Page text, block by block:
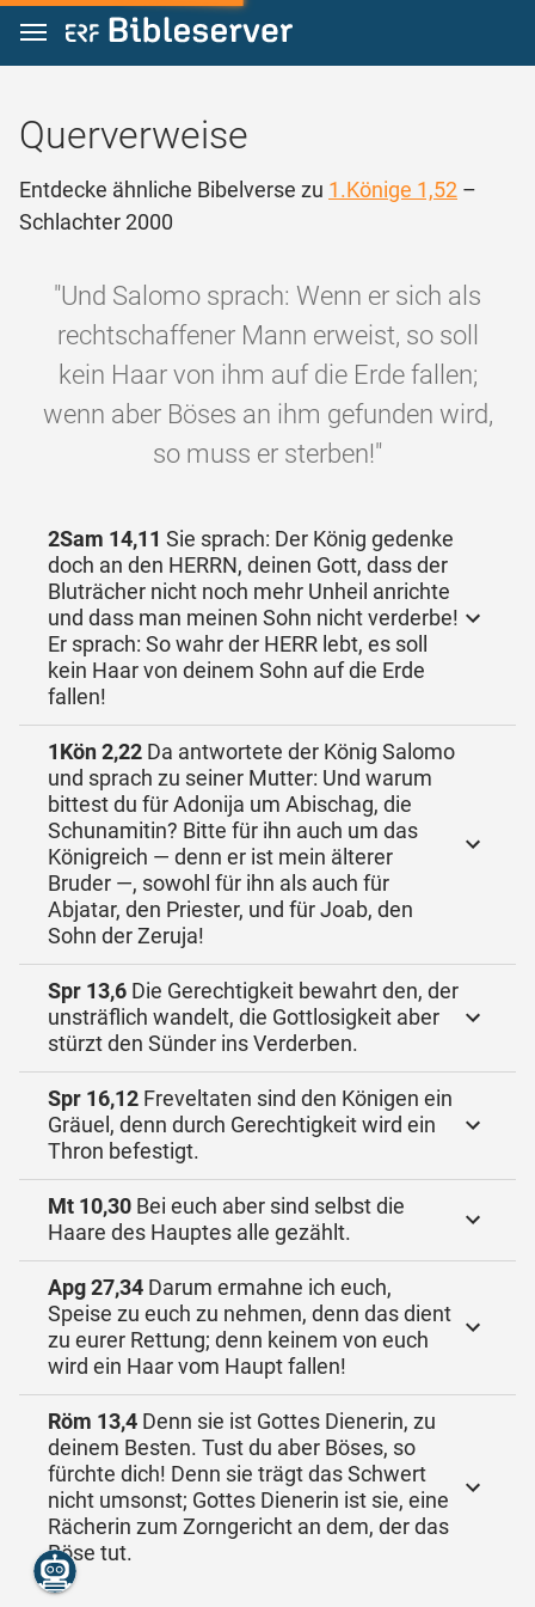
Zum Inhalt springen
Querverweise
Entdecke ähnliche Bibelverse zu 1.Könige 1,52 –
Schlachter 2000
"Und Salomo sprach: Wenn er sich als
rechtschaffener Mann erweist, so soll
kein Haar von ihm auf die Erde fallen;
wenn aber Böses an ihm gefunden wird,
so muss er sterben!"
2Sam 14,11 Sie sprach: Der König gedenke
doch an den HERRN, deinen Gott, dass der
Bluträcher nicht noch mehr Unheil anrichte
und dass man meinen Sohn nicht verderbe!
Er sprach: So wahr der HERR lebt, es soll
kein Haar von deinem Sohn auf die Erde
fallen!
1Kön 2,22 Da antwortete der König Salomo
und sprach zu seiner Mutter: Und warum
bittest du für Adonija um Abischag, die
Schunamitin? Bitte für ihn auch um das
Königreich — denn er ist mein älterer
Bruder —, sowohl für ihn als auch für
Abjatar, den Priester, und für Joab, den
Sohn der Zeruja!
Spr 13,6 Die Gerechtigkeit bewahrt den, der
unsträflich wandelt, die Gottlosigkeit aber
stürzt den Sünder ins Verderben.
Spr 16,12 Freveltaten sind den Königen ein
Gräuel, denn durch Gerechtigkeit wird ein
Thron befestigt.
Mt 10,30 Bei euch aber sind selbst die
Haare des Hauptes alle gezählt.
Apg 27,34 Darum ermahne ich euch,
Speise zu euch zu nehmen, denn das dient
zu eurer Rettung; denn keinem von euch
wird ein Haar vom Haupt fallen!
Röm 13,4 Denn sie ist Gottes Dienerin, zu
deinem Besten. Tust du aber Böses, so
fürchte dich! Denn sie trägt das Schwert
nicht umsonst; Gottes Dienerin ist sie, eine
Rächerin zum Zorngericht an dem, der das
Böse tut.